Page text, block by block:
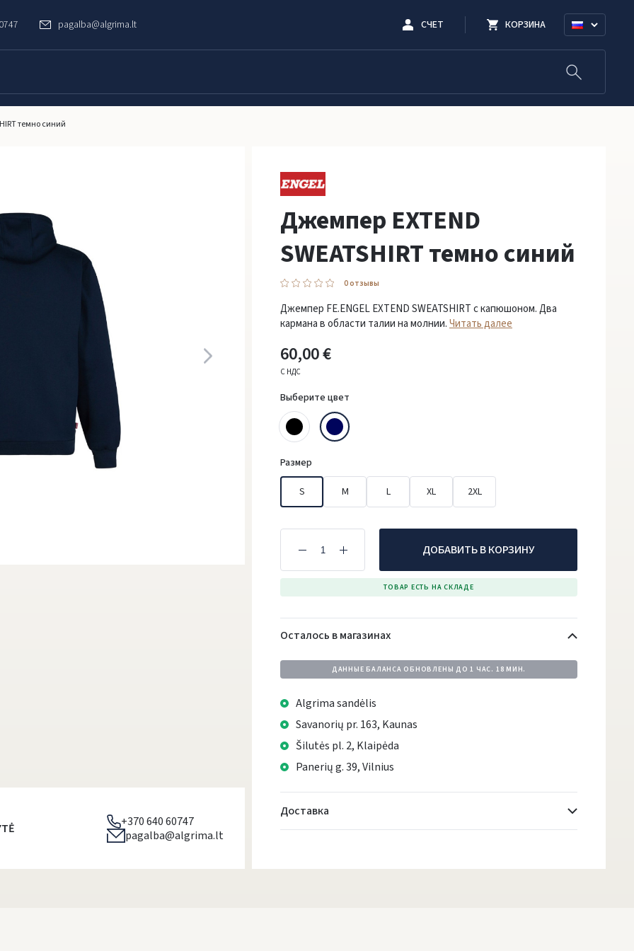
pagalba@algrima.lt СЧЕТ КОРЗИНА
темно синий
Джемпер EXTEND
SWEATSHIRT темно синий
0 oтзывы
Джемпер FE.ENGEL EXTEND SWEATSHIRT с капюшоном. Два
кармана в области талии на молнии.Читать далее
60,00 €
С НДС
Выберите цвет
Размер
S M L XL 2XL
ДОБАВИТЬ В КОРЗИНУ
ТОВАР ЕСТЬ НА СКЛАДЕ
Осталось в магазинах
ДАННЫЕ БАЛАНСА ОБНОВЛЕНЫ ДО1 ЧАС. 18 МИН.
Algrima sandėlis
Savanorių pr. 163, Kaunas
Šilutės pl. 2, Klaipėda
Panerių g. 39, Vilnius
Доставка
+370 640 60747
pagalba@algrima.lt